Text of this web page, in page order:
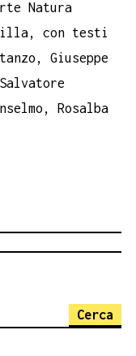
Natura
con testi
Giuseppe
Rosalba